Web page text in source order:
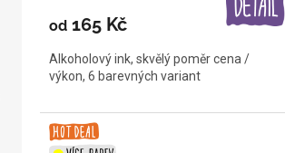
od 165 Kč
Alkoholový ink, skvělý poměr cena /
výkon, 6 barevných variant